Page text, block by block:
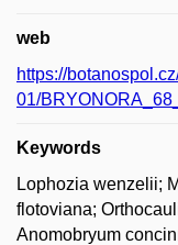
web
https://
01/
Keywords
Lophozia wenzelii;
flotoviana;
Anomobryum